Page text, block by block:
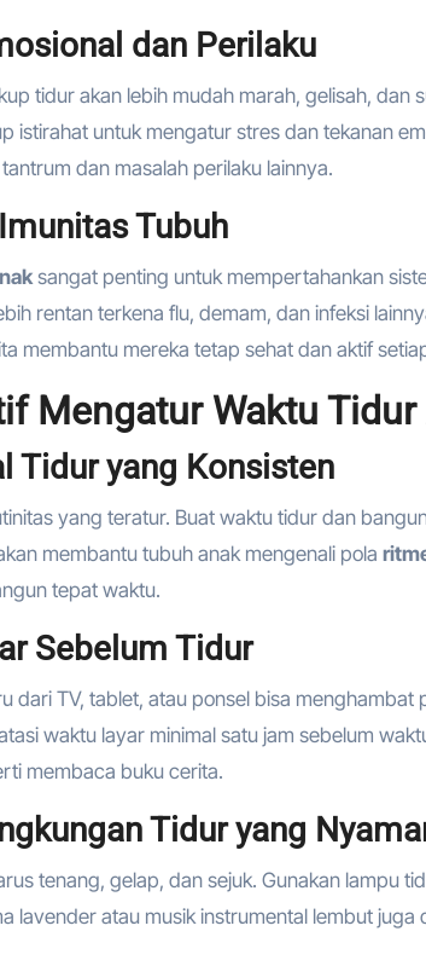
dan Perilaku
tidur akan lebih mudah marah, gelisah, dan
istirahat untuk mengatur stres dan tekanan
dan masalah perilaku lainnya.
Tubuh
sangat penting untuk mempertahankan
rentan terkena flu, demam, dan infeksi
membantu mereka tetap sehat dan aktif
Mengatur Waktu
Tidur yang Konsisten
yang teratur. Buat waktu tidur dan
membantu tubuh anak mengenali pola
tepat waktu.
Sebelum Tidur
dari TV, tablet, atau ponsel bisa
waktu layar minimal satu jam sebelum
membaca buku cerita.
Tidur yang
tenang, gelap, dan sejuk. Gunakan lampu
lavender atau musik instrumental lembut juga